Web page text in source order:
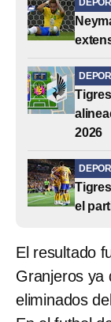
2026
el
El resultado
Granjeros ya
eliminados